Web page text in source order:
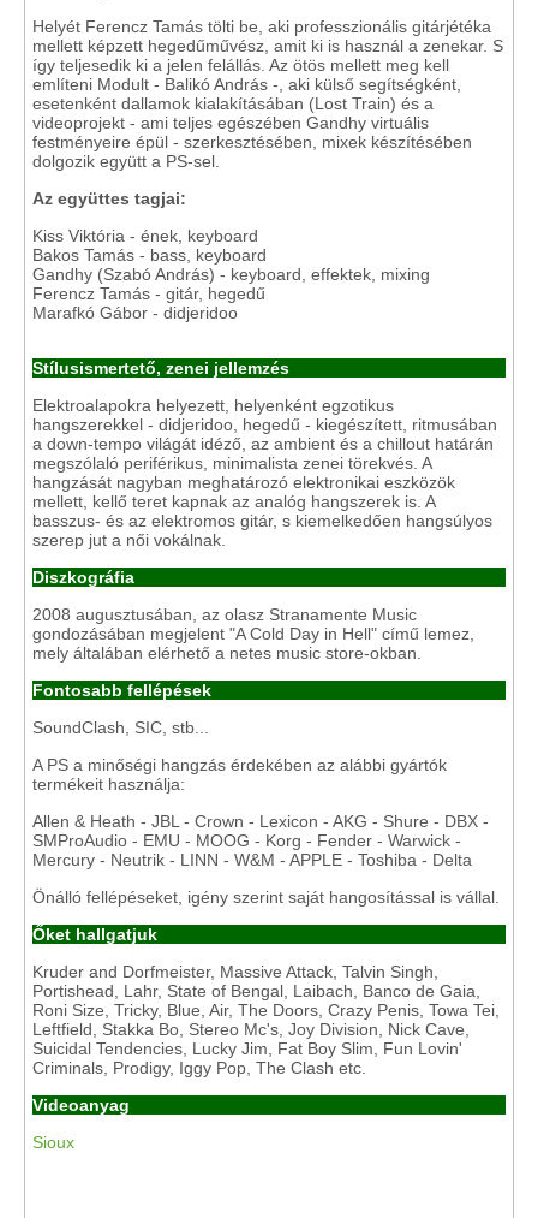
Helyét Ferencz Tamás tölti be, aki professzionális gitárjétéka
mellett képzett hegedűművész, amit ki is használ a zenekar. S
így teljesedik ki a jelen felállás. Az ötös mellett meg kell
említeni Modult - Balikó András -, aki külső segítségként,
esetenként dallamok kialakításában (Lost Train) és a
videoprojekt - ami teljes egészében Gandhy virtuális
festményeire épül - szerkesztésében, mixek készítésében
dolgozik együtt a PS-sel.
Az együttes tagjai:
Kiss Viktória - ének, keyboard
Bakos Tamás - bass, keyboard
Gandhy (Szabó András) - keyboard, effektek, mixing
Ferencz Tamás - gitár, hegedű
Marafkó Gábor - didjeridoo
Stílusismertető, zenei jellemzés
Elektroalapokra helyezett, helyenként egzotikus
hangszerekkel - didjeridoo, hegedű - kiegészített, ritmusában
a down-tempo világát idéző, az ambient és a chillout határán
megszólaló periférikus, minimalista zenei törekvés. A
hangzását nagyban meghatározó elektronikai eszközök
mellett, kellő teret kapnak az analóg hangszerek is. A
basszus- és az elektromos gitár, s kiemelkedően hangsúlyos
szerep jut a női vokálnak.
Diszkográfia
2008 augusztusában, az olasz Stranamente Music
gondozásában megjelent "A Cold Day in Hell" című lemez,
mely általában elérhető a netes music store-okban.
Fontosabb fellépések
SoundClash, SIC, stb...
A PS a minőségi hangzás érdekében az alábbi gyártók
termékeit használja:
Allen & Heath - JBL - Crown - Lexicon - AKG - Shure - DBX -
SMProAudio - EMU - MOOG - Korg - Fender - Warwick -
Mercury - Neutrik - LINN - W&M - APPLE - Toshiba - Delta
Önálló fellépéseket, igény szerint saját hangosítással is vállal.
Őket hallgatjuk
Kruder and Dorfmeister, Massive Attack, Talvin Singh,
Portishead, Lahr, State of Bengal, Laibach, Banco de Gaia,
Roni Size, Tricky, Blue, Air, The Doors, Crazy Penis, Towa Tei,
Leftfield, Stakka Bo, Stereo Mc's, Joy Division, Nick Cave,
Suicidal Tendencies, Lucky Jim, Fat Boy Slim, Fun Lovin'
Criminals, Prodigy, Iggy Pop, The Clash etc.
Videoanyag
Sioux